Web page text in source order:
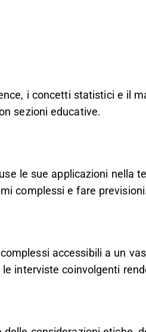
i concetti statistici e il
sezioni educative.
le sue applicazioni nella
complessi e fare
accessibili a un
interviste coinvolgenti